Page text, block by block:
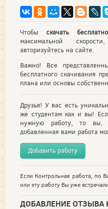
Чтобыскачать бесплатно
максимальной
авторизуйтесь на сайте.
Важно! Все
бесплатного скачивания
плана или основы
Друзья! У вас есть
же студентам как и вы!
нужную работу, то вы,
добавленная вами работа
Добавить работу
Если Контрольная работа, по
или эту работу Вы уже
ДОБАВЛЕНИЕ ОТЗЫВА